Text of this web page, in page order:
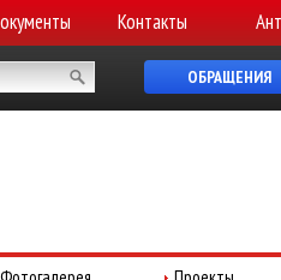
Контакты
ОБРАЩЕНИЯ